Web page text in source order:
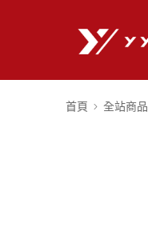
首頁 全站商品